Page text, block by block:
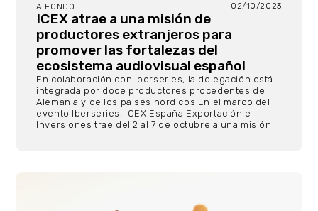
A FONDO 02/10/2023
ICEX atrae a una misión de
productores extranjeros para
promover las fortalezas del
ecosistema audiovisual español
En colaboración con Iberseries, la delegación está
integrada por doce productores procedentes de
Alemania y de los países nórdicos En el marco del
evento Iberseries, ICEX España Exportación e
Inversiones trae del 2 al 7 de octubre a una misión...